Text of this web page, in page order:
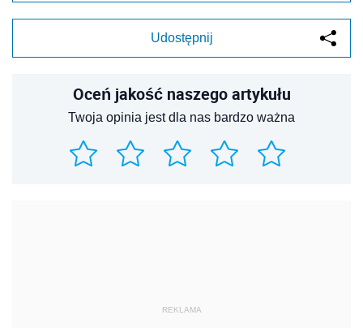
Udostępnij
Oceń jakość naszego artykułu
Twoja opinia jest dla nas bardzo ważna
REKLAMA